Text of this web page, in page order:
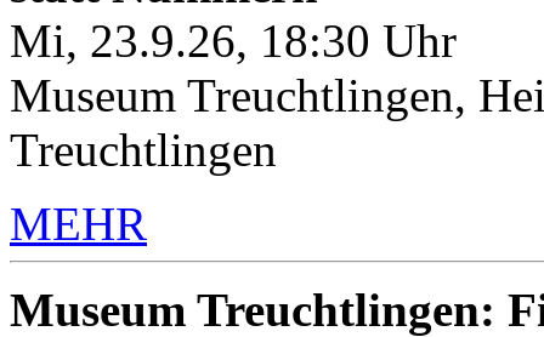
Mi, 23.9.26, 18:30 Uhr
Museum Treuchtlingen,
Treuchtlingen
MEHR
Museum Treuchtlingen: